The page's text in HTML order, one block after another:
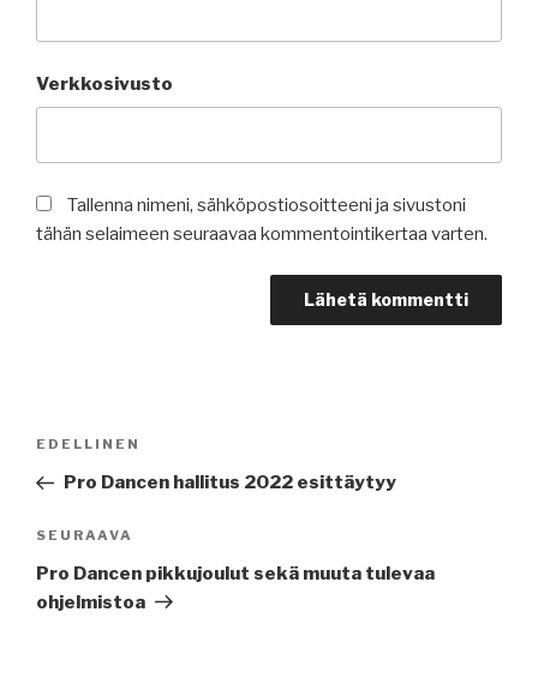
Verkkosivusto
Tallenna nimeni, sähköpostiosoitteeni ja sivustoni
tähän selaimeen seuraavaa kommentointikertaa varten.
Edellinen
artikkeli
EDELLINEN
Pro Dancen hallitus 2022 esittäytyy
Seuraava
artikkeli
SEURAAVA
Pro Dancen pikkujoulut sekä muuta tulevaa
ohjelmistoa